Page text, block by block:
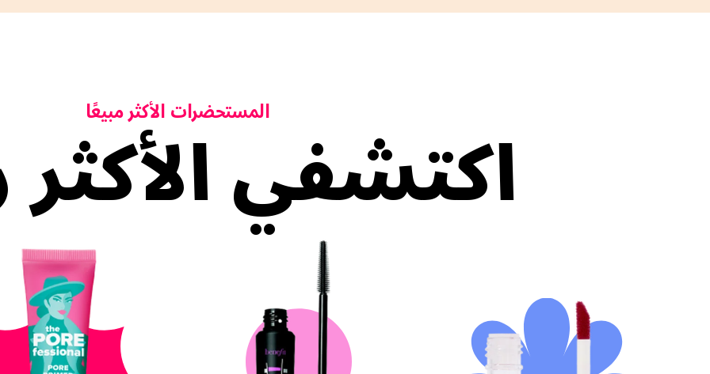
المستحضرات الأكثر مبيعًا
اكتشفي الأكثر